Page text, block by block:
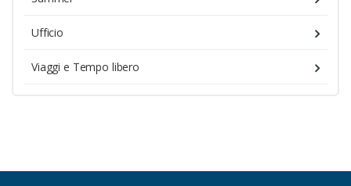
Ufficio
Viaggi e Tempo libero